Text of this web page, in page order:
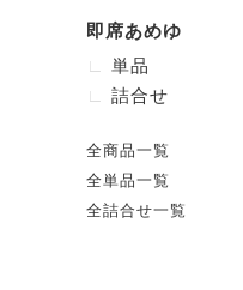
即席あめゆ
単品
詰合せ
全商品一覧
全単品一覧
全詰合せ一覧